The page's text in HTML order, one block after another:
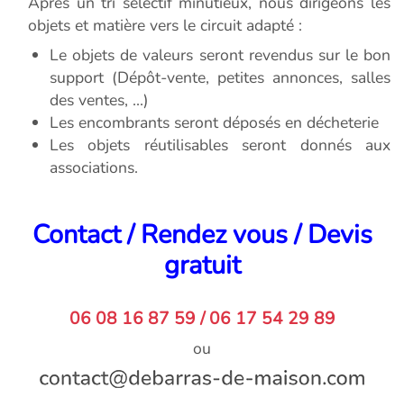
objets et matière vers le circuit adapté :
Le objets de valeurs seront revendus sur le bon
support (Dépôt-vente, petites annonces, salles
des ventes, ...)
Les encombrants seront déposés en décheterie
Les objets réutilisables seront donnés aux
associations.
Contact / Rendez vous / Devis
gratuit
06 08 16 87 59 / 06 17 54 29 89
ou